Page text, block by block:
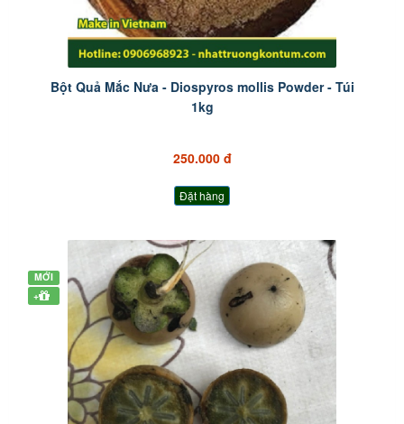
Bột Quả Mắc Nưa - Diospyros mollis Powder - Túi
1kg
250.000 đ
Đặt hàng
MỚI
+